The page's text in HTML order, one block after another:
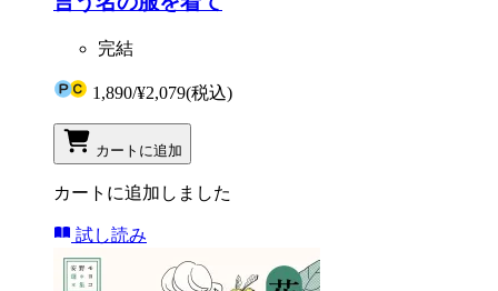
完結
1,890/¥2,079(税込)
カートに追加
カートに追加しました
試し読み